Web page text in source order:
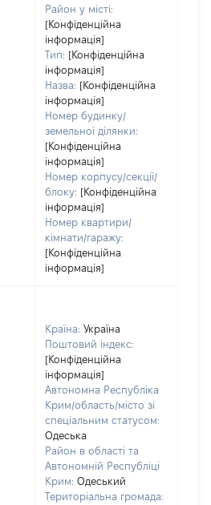
Район у місті:
[Конфіденційна
інформація]
Тип: [Конфіденційна
інформація]
Назва: [Конфіденційна
інформація]
Номер будинку/
земельної ділянки:
[Конфіденційна
інформація]
Номер корпусу/секції/
блоку: [Конфіденційна
інформація]
Номер квартири/
кімнати/гаражу:
[Конфіденційна
інформація]
Країна: Україна
Поштовий індекс:
[Конфіденційна
інформація]
Автономна Республіка
Крим/область/місто зі
спеціальним статусом:
Одеська
Район в області та
Автономній Республіці
Крим: Одеський
Територіальна громада: